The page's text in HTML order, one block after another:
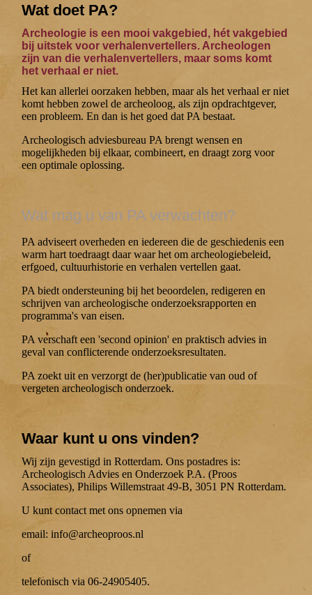
Wat doet PA?
Archeologie is een mooi vakgebied, hét vakgebied
bij uitstek voor verhalenvertellers. Archeologen
zijn van die verhalenvertellers, maar soms komt
het verhaal er niet.
Het kan allerlei oorzaken hebben, maar als het verhaal er niet
komt hebben zowel de archeoloog, als zijn opdrachtgever,
een probleem. En dan is het goed dat PA bestaat.
Archeologisch adviesbureau PA brengt wensen en
mogelijkheden bij elkaar, combineert, en draagt zorg voor
een optimale oplossing.
Wat mag u van PA verwachten?
PA adviseert overheden en iedereen die de geschiedenis een
warm hart toedraagt daar waar het om archeologiebeleid,
erfgoed, cultuurhistorie en verhalen vertellen gaat.
PA biedt ondersteuning bij het beoordelen, redigeren en
schrijven van archeologische onderzoeksrapporten en
programma's van eisen.
PA verschaft een 'second opinion' en praktisch advies in
geval van conflicterende onderzoeksresultaten.
PA zoekt uit en verzorgt de (her)publicatie van oud of
vergeten archeologisch onderzoek.
Waar kunt u ons vinden?
Wij zijn gevestigd in Rotterdam. Ons postadres is:
Archeologisch Advies en Onderzoek P.A. (Proos
Associates), Philips Willemstraat 49-B, 3051 PN Rotterdam.
U kunt contact met ons opnemen via
email: info@archeoproos.nl
of
telefonisch via 06-24905405.